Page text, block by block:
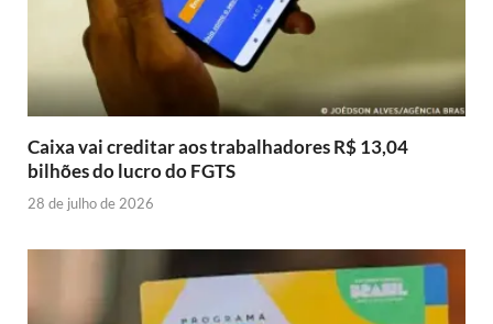
Caixa vai creditar aos trabalhadores R$ 13,04
bilhões do lucro do FGTS
28 de julho de 2026